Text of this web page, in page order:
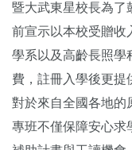
暨大武東星校長為了
前宣示以本校受贈收
學系以及高齡長照學
費，註冊入學後更提
對於來自全國各地的
專班不僅保障安心求